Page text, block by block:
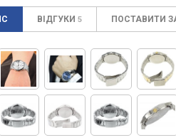
ВІДГУКИ 5 ПОСТАВИТИ